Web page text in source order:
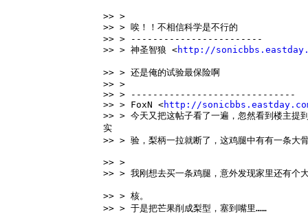
>> >
>> > 唉！！不相信科学是不行的
>> > ------------------------
>> > 神圣智狼 <http://
>> > 还是俺的试验最保险啊
>> >
>> > ------------------------------
>> > FoxN <http://
>> > 今天又把这帖子看了一遍，忽然看到楼主提
实
>> > 验，梨柄一拉就断了，这鸡腿中有有一条大
>> >
>> > 我刚想去买一条鸡腿，意外发现家里还有个
>> > 核。
>> > 于是把芒果削成梨型，塞到嘴里……